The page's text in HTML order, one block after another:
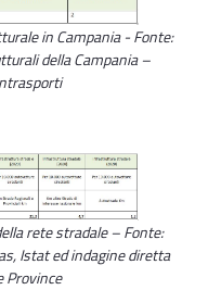
in Campania - Fonte:
della Campania –
rete stradale – Fonte:
Istat ed indagine diretta
Province